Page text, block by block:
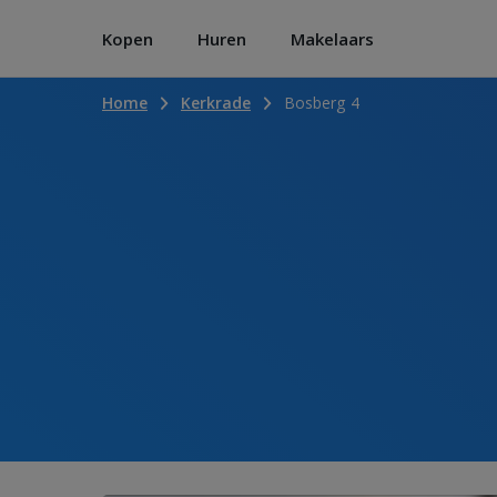
Kopen Huren Makelaars
Home Kerkrade Bosberg 4